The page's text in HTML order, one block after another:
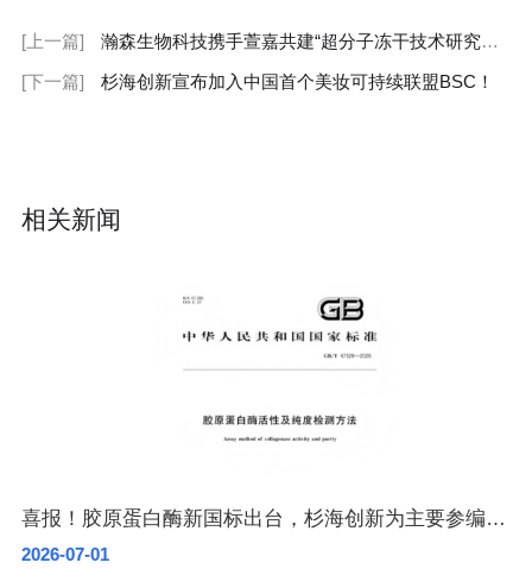
[上一篇]
瀚森生物科技携手萱嘉共建“超分子冻干技术研究基地”
[下一篇]
杉海创新宣布加入中国首个美妆可持续联盟BSC！
相关新闻
喜报！胶原蛋白酶新国标出台，杉海创新为主要参编单位
2026-07-01